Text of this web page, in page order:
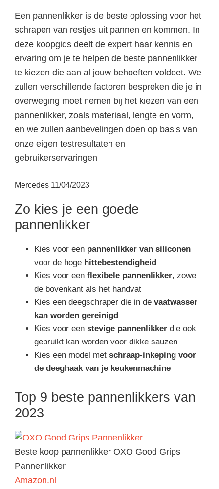
Een pannenlikker is de beste oplossing voor het
schrapen van restjes uit pannen en kommen. In
deze koopgids deelt de expert haar kennis en
ervaring om je te helpen de beste pannenlikker
te kiezen die aan al jouw behoeften voldoet. We
zullen verschillende factoren bespreken die je in
overweging moet nemen bij het kiezen van een
pannenlikker, zoals materiaal, lengte en vorm,
en we zullen aanbevelingen doen op basis van
onze eigen testresultaten en
gebruikerservaringen
Mercedes 11/04/2023
Zo kies je een goede
pannenlikker
Kies voor een pannenlikker van siliconen
voor de hoge hittebestendigheid
Kies voor een flexibele pannenlikker, zowel
de bovenkant als het handvat
Kies een deegschraper die in de vaatwasser
kan worden gereinigd
Kies voor een stevige pannenlikker die ook
gebruikt kan worden voor dikke sauzen
Kies een model met schraap-inkeping voor
de deeghaak van je keukenmachine
Top 9 beste pannenlikkers van
2023
Beste koop pannenlikker OXO Good Grips
Pannenlikker
Amazon.nl